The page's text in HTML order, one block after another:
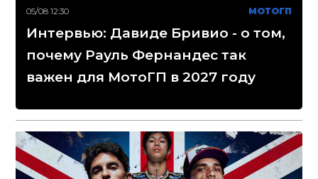
05/08 12:30 МОТОГП
Интервью: Давиде Бривио - о том,
почему Рауль Фернандес так
важен для МотоГП в 2027 году